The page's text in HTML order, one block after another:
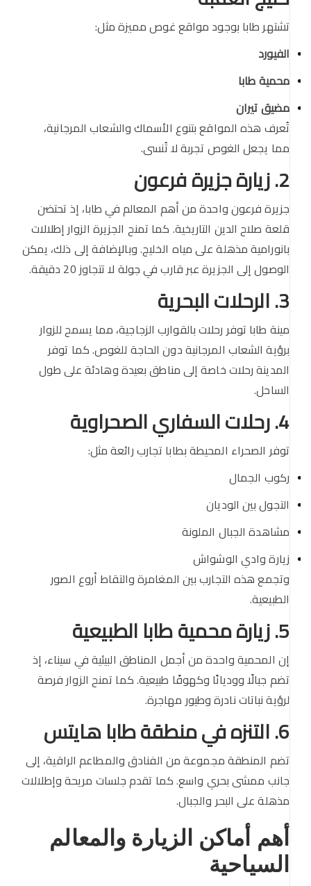
تشتهر طابا بوجود مواقع غوص مميزة مثل:
الفيورد
محمية طابا
مضيق تيران
تُعرف هذه المواقع بتنوع الأسماك والشعاب المرجانية،
مما يجعل الغوص تجربة لا تُنسى.
2. زيارة جزيرة فرعون
جزيرة فرعون واحدة من أهم المعالم في طابا، إذ تحتضن
قلعة صلاح الدين التاريخية. كما تمنح الجزيرة الزوار إطلالات
بانورامية مذهلة على مياه الخليج. وبالإضافة إلى ذلك، يمكن
الوصول إلى الجزيرة عبر قارب في جولة لا تتجاوز 20 دقيقة.
3. الرحلات البحرية
مينة طابا توفر رحلات بالقوارب الزجاجية، مما يسمح للزوار
برؤية الشعاب المرجانية دون الحاجة للغوص. كما توفر
المدينة رحلات خاصة إلى مناطق بعيدة وهادئة على طول
الساحل.
4. رحلات السفاري الصحراوية
توفر الصحراء المحيطة بطابا تجارب رائعة مثل:
ركوب الجمال
التجول بين الوديان
مشاهدة الجبال الملونة
زيارة وادي الوشواش
وتجمع هذه التجارب بين المغامرة والتقاط أروع الصور
الطبيعية.
5. زيارة محمية طابا الطبيعية
إن المحمية واحدة من أجمل المناطق البيئية في سيناء، إذ
تضم جبالًا ووديانًا وكهوفًا طبيعية. كما تمنح الزوار فرصة
لرؤية نباتات نادرة وطيور مهاجرة.
6. التنزه في منطقة طابا هايتس
تضم المنطقة مجموعة من الفنادق والمطاعم الراقية، إلى
جانب ممشى بحري واسع. كما تقدم جلسات مريحة وإطلالات
مذهلة على البحر والجبال.
أهم أماكن الزيارة والمعالم
السياحية